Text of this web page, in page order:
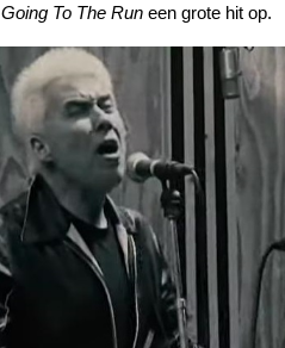
Going To The Run een grote hit op.